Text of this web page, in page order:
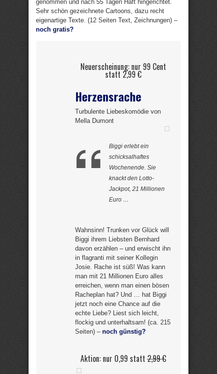
genommen und nach 55 Tagen Haft hingerichtet.
Sehr schön gezeichnete Cartoons, dazu recht
eigenartige Texte. (12 Seiten Text, Zeichnungen) –
noch gratis?
Neuerscheinung: nur 99 Cent
statt 2,99 €
Herzensrache
Turbulente Liebeskomödie von
Mella Dumont
Biggi erlebt ein
schicksalhaftes
Wochenende. Sie
knackt den Lotto-
Jackpot, 21 Millionen
Euro …
Wahnsinn! Trunken vor Glück will
Biggi ihrem Liebsten Bernhard
davon erzählen – und erwischt ihn
in flagranti mit seiner Kollegin
Josie. Rache ist süß! Was kann
man mit 21 Millionen Euro alles
erreichen, wenn man einen bösen
Racheplan hat? Und … hat Biggi
jetzt noch eine Chance auf die
echte Liebe? Liest sich leicht,
flockig und unterhaltsam! (ca. 215
Seiten) – noch günstig?
Aktion: nur 0,99 statt2,99 €